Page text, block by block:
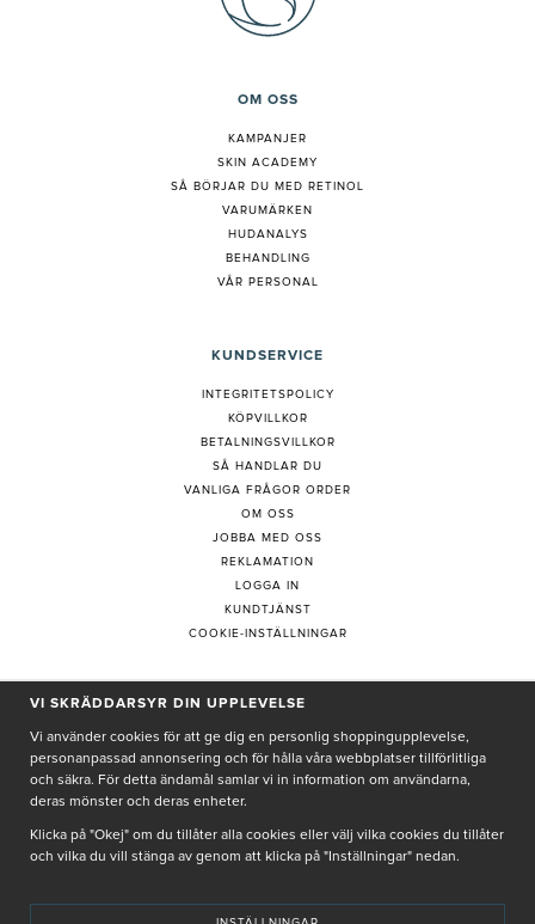
OM OSS
KAMPANJER
SKIN ACADEMY
SÅ BÖRJAR DU MED RETINOL
VARUMÄRKEN
HUDANALYS
BEHANDLING
VÅR PERSONAL
KUNDSERVICE
INTEGRITETSPOLICY
KÖPVILLKOR
BETALNINGSVILLKOR
SÅ HANDLAR DU
VANLIGA FRÅGOR ORDER
OM OSS
JOBBA MED OSS
REKLAMATION
LOGGA IN
KUNDTJÄNST
COOKIE-INSTÄLLNINGAR
PRENUMERERA PÅ NYHETSBREV
Genom att ge min e-post, accepterar jag Seth och Sallyintegritetspolicy
De uppgifter du matar in kommer endast användas till våra nyhetsbrev.
VI SKRÄDDARSYR DIN UPPLEVELSE
Vi använder cookies för att ge dig en personlig shoppingupplevelse,
personanpassad annonsering och för hålla våra webbplatser tillförlitliga
och säkra. För detta ändamål samlar vi in information om användarna,
deras mönster och deras enheter.
Klicka på "Okej" om du tillåter alla cookies eller välj vilka cookies du tillåter
och vilka du vill stänga av genom att klicka på "Inställningar" nedan.